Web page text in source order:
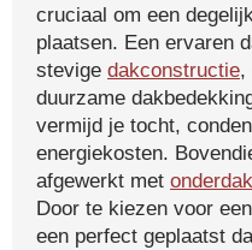
cruciaal om een
plaatsen. Een ervaren
stevige dakconstructie,
duurzame
vermijd je tocht,
energiekosten.
afgewerkt met onderdak
Door te kiezen voor
een perfect geplaatst